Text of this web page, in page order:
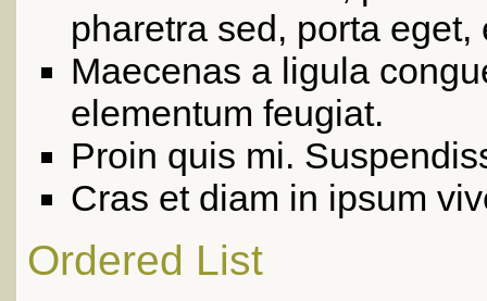
pharetra sed, porta eget,
Maecenas a ligula
elementum feugiat.
Proin quis mi.
Cras et diam in ipsum
Ordered List